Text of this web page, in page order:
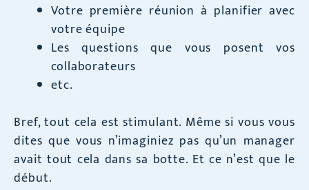
Votre première réunion à planifier avec
votre équipe
Les questions que vous posent vos
collaborateurs
etc.
Bref, tout cela est stimulant. Même si vous vous
dites que vous n’imaginiez pas qu’un manager
avait tout cela dans sa botte. Et ce n’est que le
début.